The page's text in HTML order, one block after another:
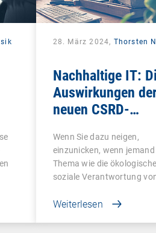
28. März 2024, Thorsten
Nachhaltige IT:
Auswirkungen
neuen CSRD-
Wenn Sie dazu neigen,
einzunicken, wenn jemand
Thema wie die
soziale Verantwortung
Weiterlesen